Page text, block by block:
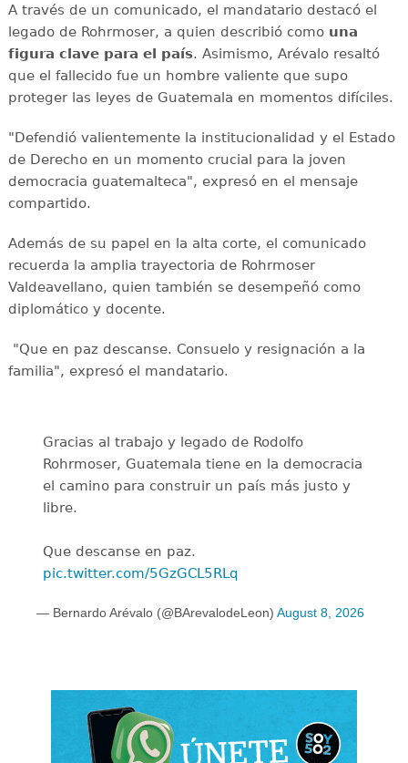
A través de un comunicado, el mandatario destacó el
legado de Rohrmoser, a quien describió comouna
figura clave para el país. Asimismo, Arévalo resaltó
que el fallecido fue un hombre valiente que supo
proteger las leyes de Guatemala en momentos difíciles.
"Defendió valientemente la institucionalidad y el Estado
de Derecho en un momento crucial para la joven
democracia guatemalteca", expresó en el mensaje
compartido.
Además de su papel en la alta corte, el comunicado
recuerda la amplia trayectoria de Rohrmoser
Valdeavellano, quien también se desempeñó como
diplomático y docente.
"Que en paz descanse. Consuelo y resignación a la
familia", expresó el mandatario.
Gracias al trabajo y legado de Rodolfo
Rohrmoser, Guatemala tiene en la democracia
el camino para construir un país más justo y
libre.
Que descanse en paz.
pic.twitter.com/5GzGCL5RLq
— Bernardo Arévalo (@BArevalodeLeon) August 8, 2026